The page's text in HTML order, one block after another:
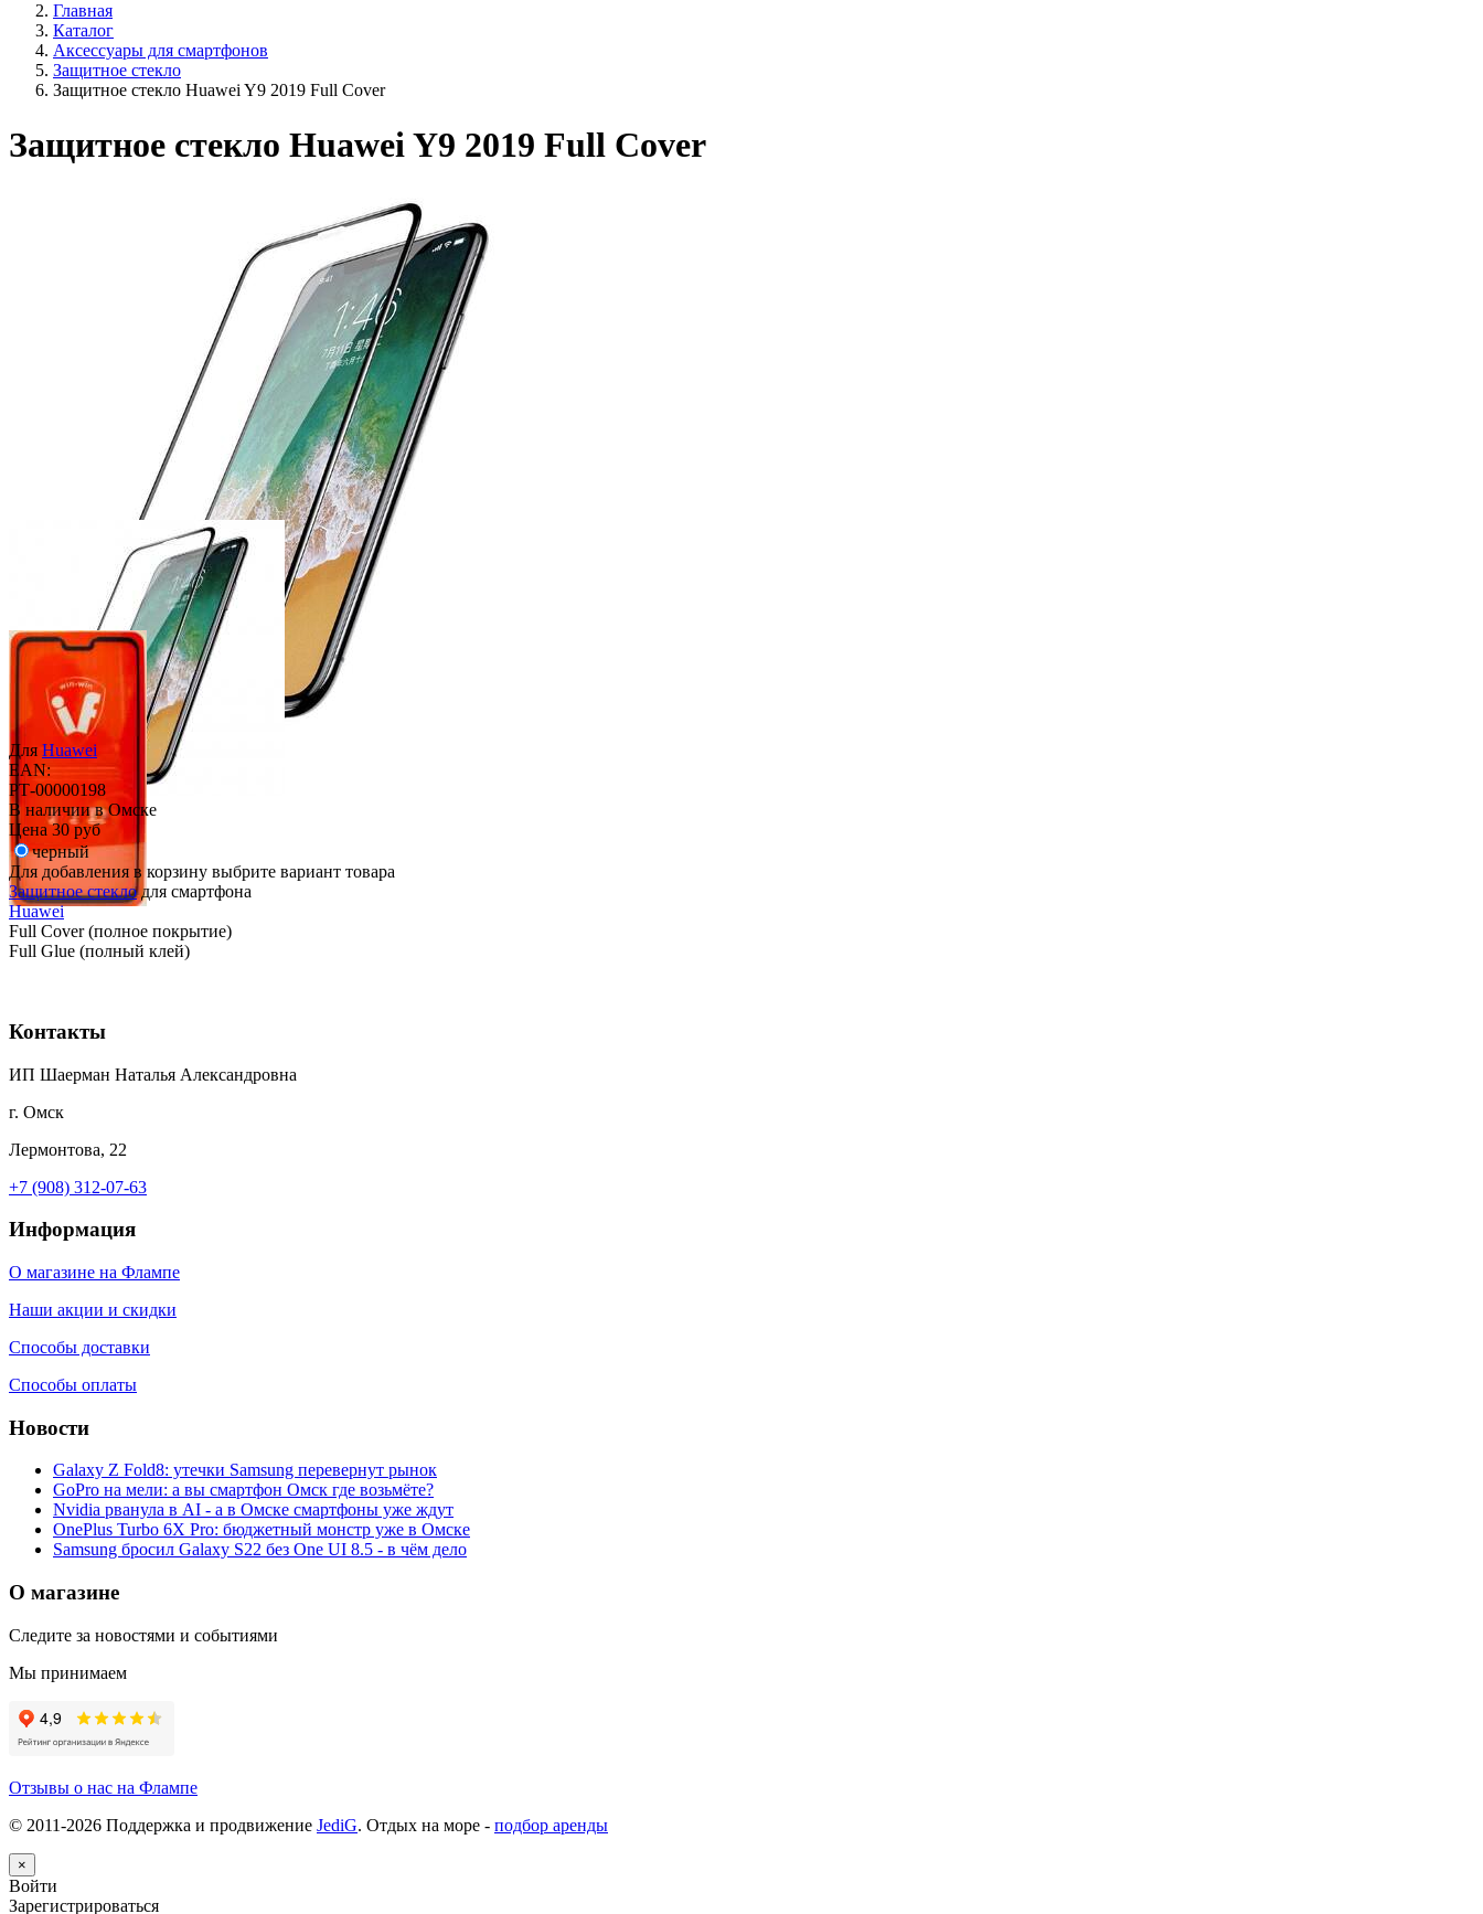
Главная
Каталог
Аксессуары для смартфонов
Защитное стекло
Защитное стекло Huawei Y9 2019 Full Cover
Защитное стекло Huawei Y9 2019 Full Cover
Для Huawei
EAN:
РТ-00000198
В наличии в Омске
Цена30 руб
черный
Для добавления в корзину выбрите вариант товара
Защитное стеклодля смартфона
Huawei
Full Cover (полное покрытие)
Full Glue (полный клей)
Контакты
ИП Шаерман Наталья Александровна
г. Омск
Лермонтова, 22
+7 (908) 312-07-63
Информация
О магазине на Флампе
Наши акции и скидки
Способы доставки
Способы оплаты
Новости
Galaxy Z Fold8: утечки Samsung перевернут рынок
GoPro на мели: а вы смартфон Омск где возьмёте?
Nvidia рванула в AI - а в Омске смартфоны уже ждут
OnePlus Turbo 6X Pro: бюджетный монстр уже в Омске
Samsung бросил Galaxy S22 без One UI 8.5 - в чём дело
О магазине
Следите за новостями и событиями
Мы принимаем
Отзывы о нас на Флампе
© 2011-2026 Поддержка и продвижение JediG. Отдых на море - подбор аренды
×
Войти
Зарегистрироваться